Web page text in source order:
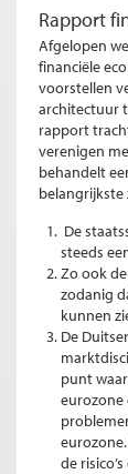
Rapport
Afgelopen
financiële
voorstellen
architectuur
rapport
verenigen
behandelt
belangrijkste
De
steeds
Zo ook
zodanig
kunnen
De
punt
eurozone
de